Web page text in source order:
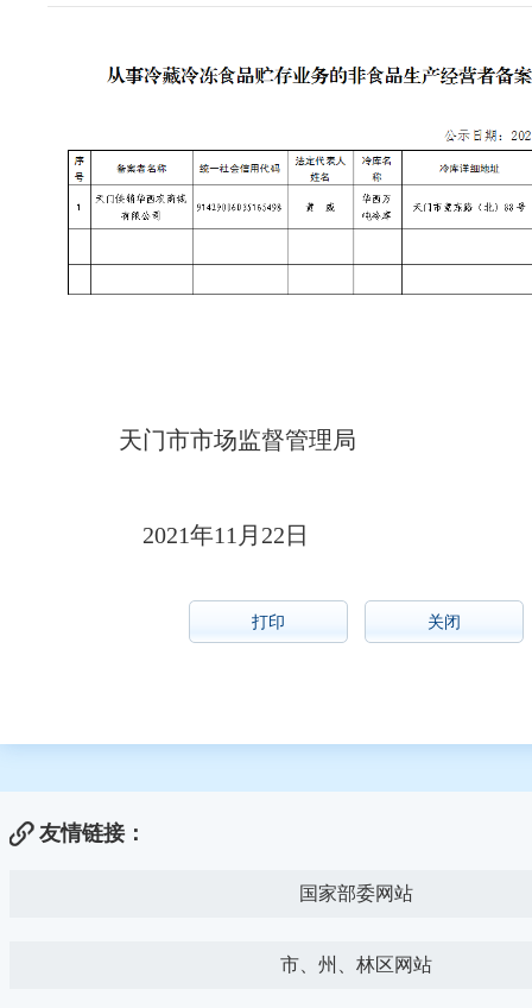
天门市市场监督管理局
2021年11月22日
打印 关闭
友情链接：
国家部委网站
市、州、林区网站